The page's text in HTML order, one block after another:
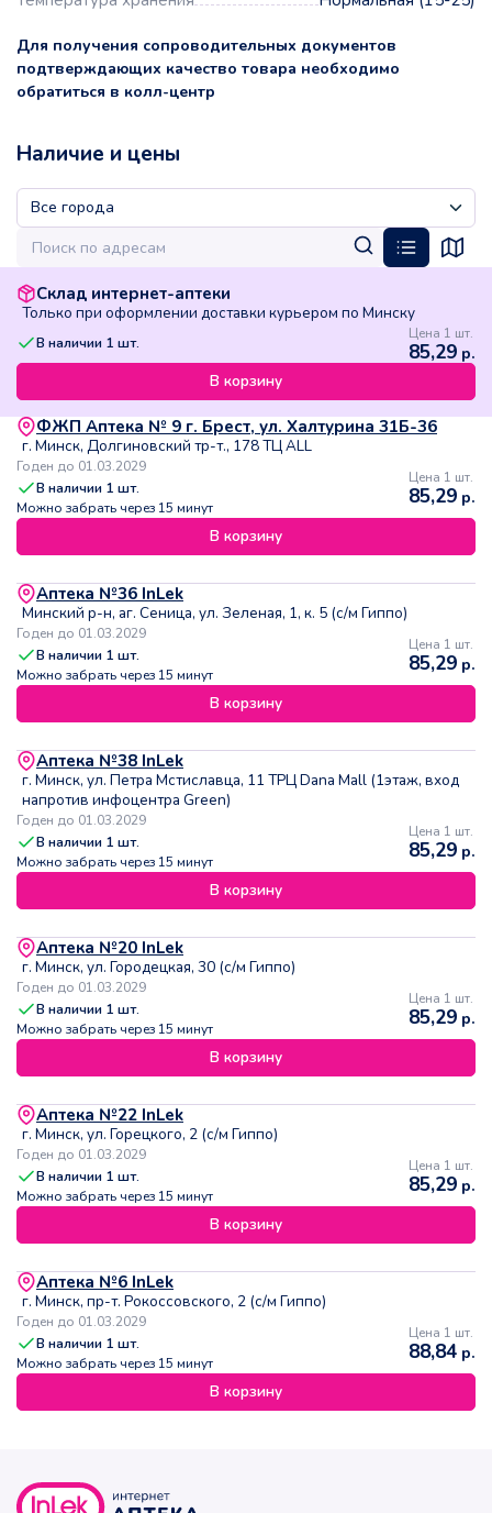
Для получения сопроводительных документов
подтверждающих качество товара необходимо
обратиться в колл-центр
Наличие и цены
Склад интернет-аптеки
Только при оформлении доставки курьером по Минску
В наличии 1 шт. Цена 1 шт.
85,29 р.
В корзину
ФЖП Аптека № 9 г. Брест, ул. Халтурина 31Б-36
г. Минск, Долгиновский тр-т., 178 ТЦ ALL
Годен до 01.03.2029
В наличии 1 шт.
Можно забрать через 15 минут
Цена 1 шт.
85,29 р.
В корзину
Аптека №36 InLek
Минский р-н, аг. Сеница, ул. Зеленая, 1, к. 5 (с/м Гиппо)
Годен до 01.03.2029
В наличии 1 шт.
Можно забрать через 15 минут
Цена 1 шт.
85,29 р.
В корзину
Аптека №38 InLek
г. Минск, ул. Петра Мстиславца, 11 ТРЦ Dana Mall (1этаж, вход
напротив инфоцентра Green)
Годен до 01.03.2029
В наличии 1 шт.
Можно забрать через 15 минут
Цена 1 шт.
85,29 р.
В корзину
Аптека №20 InLek
г. Минск, ул. Городецкая, 30 (с/м Гиппо)
Годен до 01.03.2029
В наличии 1 шт.
Можно забрать через 15 минут
Цена 1 шт.
85,29 р.
В корзину
Аптека №22 InLek
г. Минск, ул. Горецкого, 2 (с/м Гиппо)
Годен до 01.03.2029
В наличии 1 шт.
Можно забрать через 15 минут
Цена 1 шт.
85,29 р.
В корзину
Аптека №6 InLek
г. Минск, пр-т. Рокоссовского, 2 (с/м Гиппо)
Годен до 01.03.2029
В наличии 1 шт.
Можно забрать через 15 минут
Цена 1 шт.
88,84 р.
В корзину